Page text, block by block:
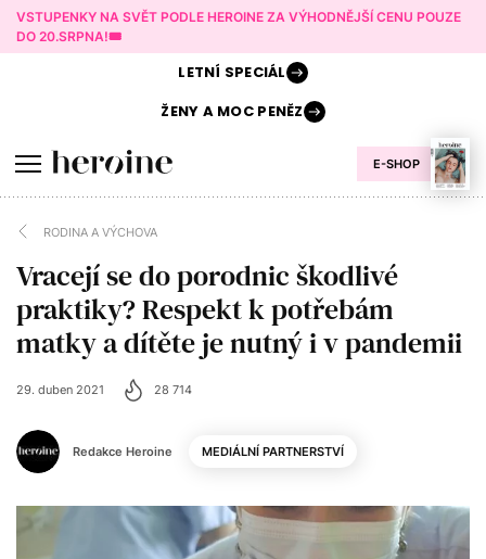
VSTUPENKY NA SVĚT PODLE HEROINE ZA VÝHODNĚJŠÍ CENU POUZE
DO 20.SRPNA!🎟️
E-SHOP
LETNÍ SPECIÁL
ŽENY AMOC PENĚZ
RODINA A VÝCHOVA
Vracejí se do porodnic škodlivé
praktiky? Respekt k potřebám
matky a dítěte je nutný i v pandemii
Redakce Heroine
29. duben 2021 28 714
MEDIÁLNÍ PARTNERSTVÍ